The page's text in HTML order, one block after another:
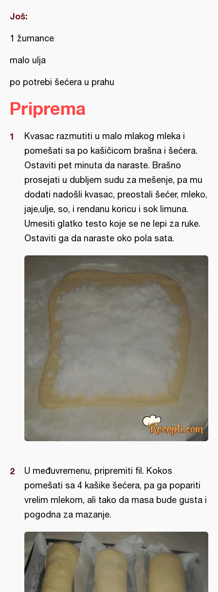
Još:
1 žumance
malo ulja
po potrebi šećera u prahu
Priprema
Kvasac razmutiti u malo mlakog mleka i
pomešati sa po kašičicom brašna i šećera.
Ostaviti pet minuta da naraste. Brašno
prosejati u dubljem sudu za mešenje, pa mu
dodati nadošli kvasac, preostali šećer, mleko,
jaje,ulje, so, i rendanu koricu i sok limuna.
Umesiti glatko testo koje se ne lepi za ruke.
Ostaviti ga da naraste oko pola sata.
U međuvremenu, pripremiti fil. Kokos
pomešati sa 4 kašike šećera, pa ga popariti
vrelim mlekom, ali tako da masa bude gusta i
pogodna za mazanje.